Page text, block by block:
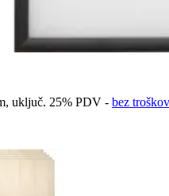
, uključ. 25% PDV - bez